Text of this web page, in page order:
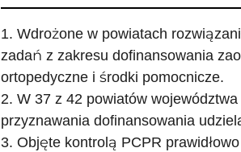
1. Wdrożone w powiatach
zadań z zakresu dofinansowania
ortopedyczne i środki pomocnicze.
2. W 37 z 42 powiatów
przyznawania dofinansowania
3. Objęte kontrolą PCPR